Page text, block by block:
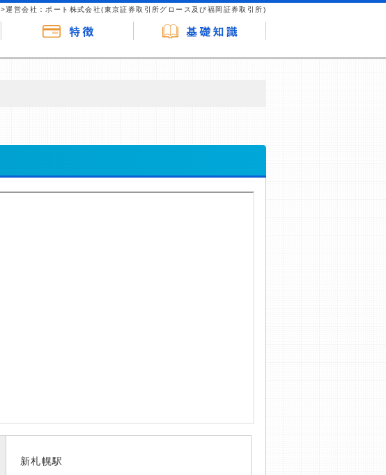
>運営会社：ポート株式会社(東京証券取引所グロース及び福岡証券取引所)
新札幌駅